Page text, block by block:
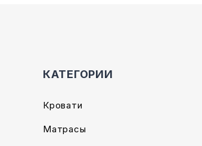
КАТЕГОРИИ
Кровати
Матрасы